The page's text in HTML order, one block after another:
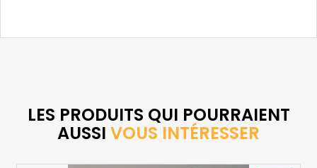
LES PRODUITS QUI POURRAIENT
AUSSI VOUS INTÉRESSER